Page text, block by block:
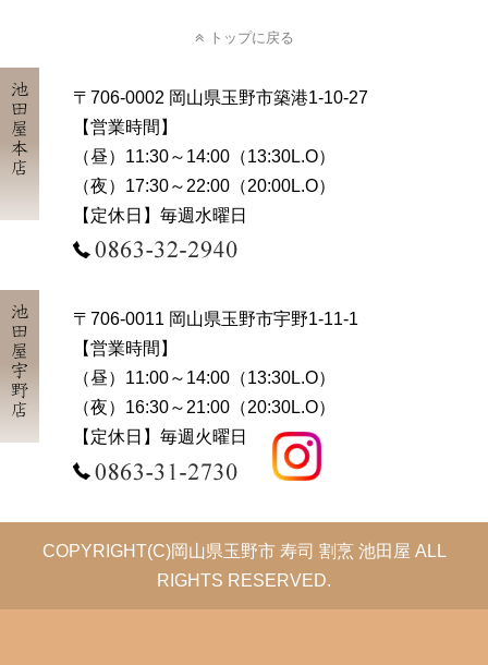
トップに戻る
池田屋本店
〒706-0002 岡山県玉野市築港1-10-27
【営業時間】
（昼）11:30～14:00（13:30L.O）
（夜）17:30～22:00（20:00L.O）
【定休日】毎週水曜日
池田屋宇野店
〒706-0011 岡山県玉野市宇野1-11-1
【営業時間】
（昼）11:00～14:00（13:30L.O）
（夜）16:30～21:00（20:30L.O）
【定休日】毎週火曜日
COPYRIGHT(C)岡山県玉野市 寿司 割烹 池田屋 ALL
RIGHTS RESERVED.